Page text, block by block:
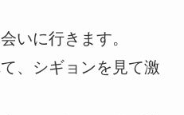
いに行きます。
、シギョンを見て激